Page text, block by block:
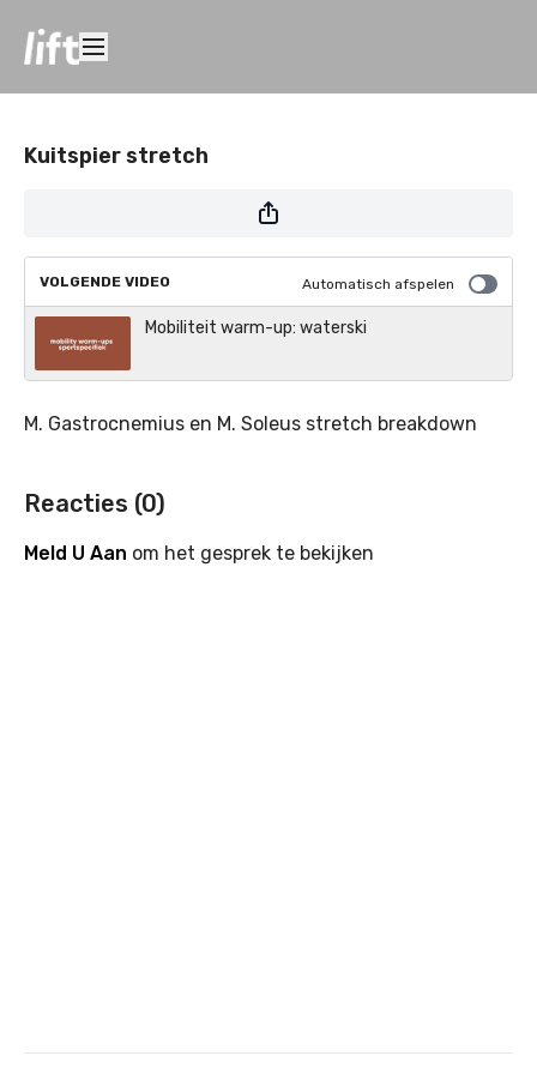
Kuitspier stretch
VOLGENDE VIDEO Automatisch afspelen
Mobiliteit warm-up: waterski
M. Gastrocnemius en M. Soleus stretch breakdown
Reacties (0)
Meld U Aan om het gesprek te bekijken